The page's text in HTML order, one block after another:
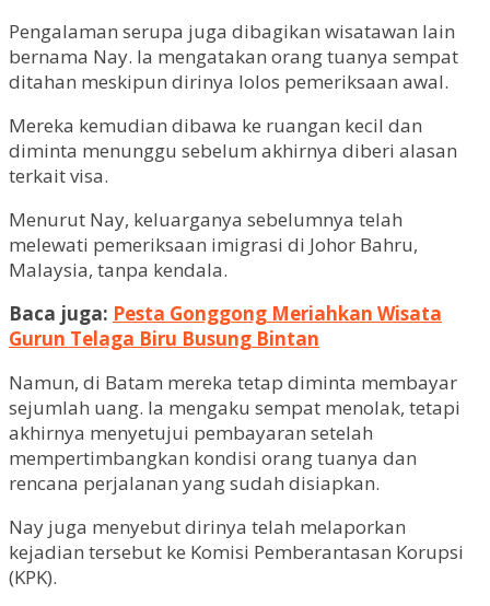
Pengalaman serupa juga dibagikan wisatawan lain
bernama Nay. Ia mengatakan orang tuanya sempat
ditahan meskipun dirinya lolos pemeriksaan awal.
Mereka kemudian dibawa ke ruangan kecil dan
diminta menunggu sebelum akhirnya diberi alasan
terkait visa.
Menurut Nay, keluarganya sebelumnya telah
melewati pemeriksaan imigrasi di Johor Bahru,
Malaysia, tanpa kendala.
Baca juga: Pesta Gonggong Meriahkan Wisata
Gurun Telaga Biru Busung Bintan
Namun, di Batam mereka tetap diminta membayar
sejumlah uang. Ia mengaku sempat menolak, tetapi
akhirnya menyetujui pembayaran setelah
mempertimbangkan kondisi orang tuanya dan
rencana perjalanan yang sudah disiapkan.
Nay juga menyebut dirinya telah melaporkan
kejadian tersebut ke Komisi Pemberantasan Korupsi
(KPK).